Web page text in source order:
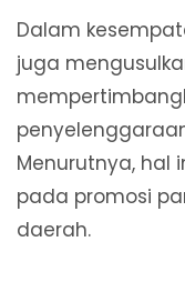
Dalam
juga
Menurutnya, hal
pada promosi
daerah.